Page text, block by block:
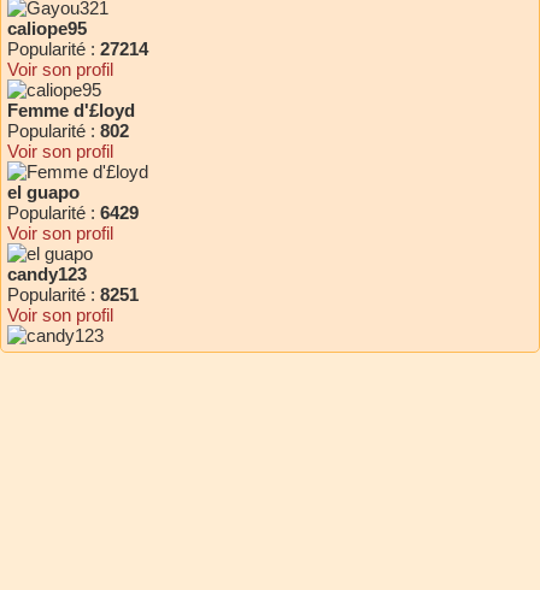
caliope95
Popularité : 27214
Voir son profil
Femme d'£loyd
Popularité : 802
Voir son profil
el guapo
Popularité : 6429
Voir son profil
candy123
Popularité : 8251
Voir son profil